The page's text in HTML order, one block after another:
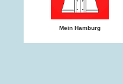
Mein Hamburg